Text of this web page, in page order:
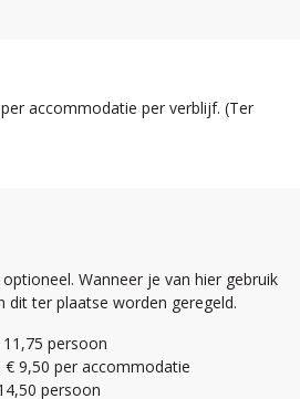
accommodatie per verblijf. (Ter
Wanneer je van hier gebruik
dit ter plaatse worden geregeld.
persoon
€ 9,50 per accommodatie
persoon